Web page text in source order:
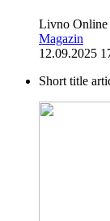
Livno Online
Magazin
12.09.2025
Short title